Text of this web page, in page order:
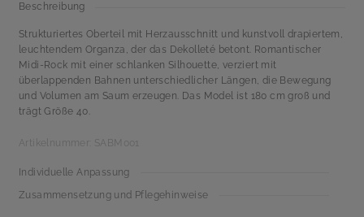
Beschreibung
Strukturiertes Oberteil mit Herzausschnitt und kunstvoll drapiertem,
leuchtendem Organza, der das Dekolleté betont. Romantischer
Midi-Rock mit einer schlanken Silhouette, verziert mit
überlappenden Bahnen unterschiedlicher Längen, die Bewegung
und Volumen am Saum erzeugen. Das Model ist 180 cm groß und
trägt Größe 40.
Artikelnummer: SABM001
Individuelle Anpassung
Zusammensetzung und Pflegehinweise